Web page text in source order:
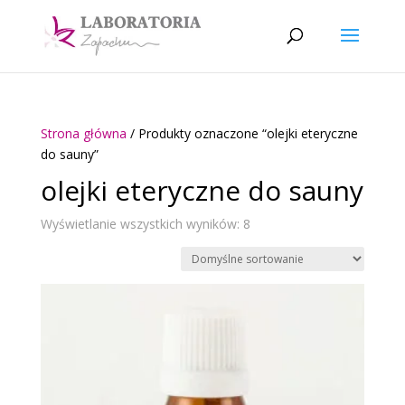
Strona główna / Produkty oznaczone “olejki eteryczne
do sauny”
olejki eteryczne do sauny
Wyświetlanie wszystkich wyników: 8